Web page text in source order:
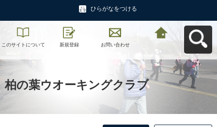
ひらがなをつける
このサイトについて 新規登録 お問い合わせ
サイト かしわん、ぽ
っ？へ戻る
柏の葉ウオーキングクラブ